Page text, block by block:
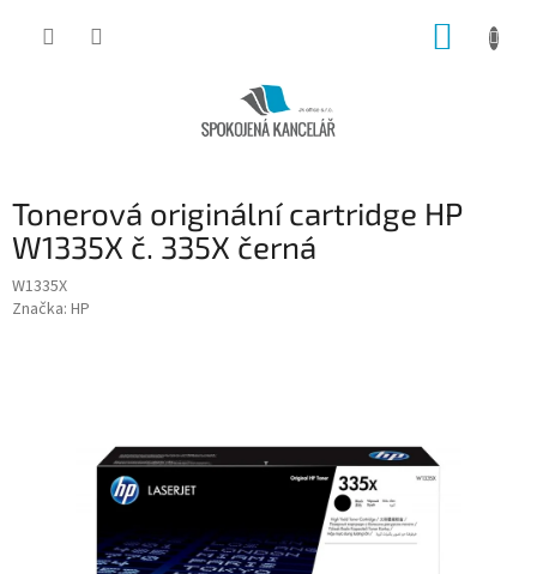
Tonerová originální cartridge HP
W1335X č. 335X černá
W1335X
Značka: HP